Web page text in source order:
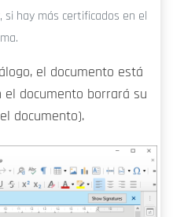
hay más certificados en el
el documento está
el documento borrará su
documento).